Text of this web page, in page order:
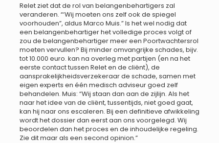
Relet ziet dat de rol van belangenbehartigers zal
veranderen. “‘Wij moeten ons zelf ook de spiegel
voorhouden”, aldus Marco Muis.” Is het wel nodig dat
een belangenbehartiger het volledige proces volgt of
zou de belangenbehartiger meer een Poortwachtersrol
moeten vervullen? Bij minder omvangrijke schades, bijv.
tot 10.000 euro. kan na overleg met partijen (en na het
eerste contact tussen Relet en de cliënt), de
aansprakelijkheidsverzekeraar de schade, samen met
eigen experts en één medisch adviseur goed zelf
behandelen. Muis: “Wij staan dan aan de zijlijn. Als het
naar het idee van de cliënt, tussentijds, niet goed gaat,
kan hij naar ons escaleren. Bij een definitieve afwikkeling
wordt het dossier dan eerst aan ons voorgelegd. Wij
beoordelen dan het proces en de inhoudelijke regeling.
Zie dit maar als een second opinion.”